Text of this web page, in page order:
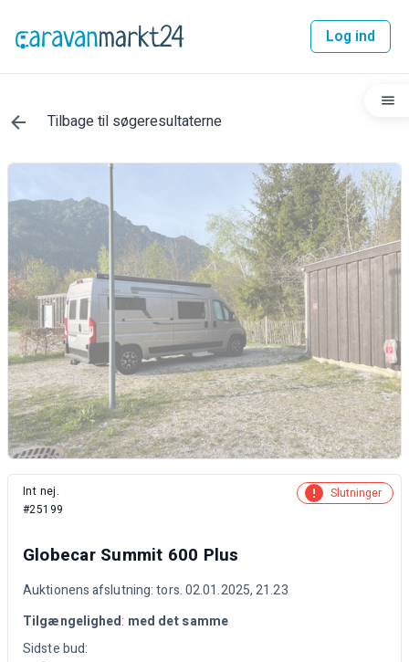
Log ind
Tilbage til søgeresultaterne
Int nej.
#25199
Slutninger
Globecar Summit 600 Plus
Auktionens afslutning: tors. 02.01.2025, 21.23
Tilgængelighed: med det samme
Sidste bud: